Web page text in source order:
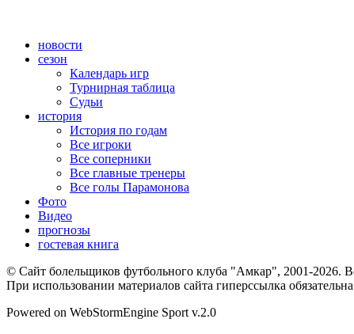
новости
сезон
Календарь игр
Турнирная таблица
Судьи
история
История по годам
Все игроки
Все соперники
Все главные тренеры
Все голы Парамонова
Фото
Видео
прогнозы
гостевая книга
© Сайт болельщиков футбольного клуба "Амкар", 2001-2026.
При использовании материалов сайта гиперссылка
Powered on WebStormEngine Sport v.2.0